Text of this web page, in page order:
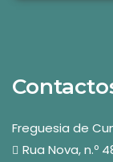
Freguesia de
Rua Nova, n.º